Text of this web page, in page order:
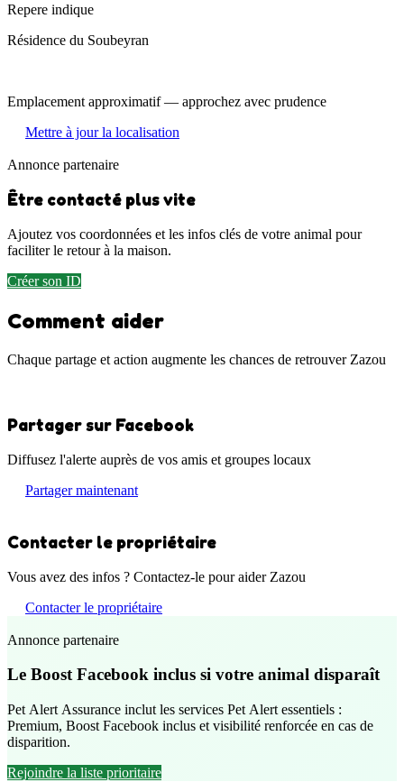
Repere indique
Résidence du Soubeyran
Emplacement approximatif — approchez avec prudence
Mettre à jour la localisation
Annonce partenaire
Être contacté plus vite
Ajoutez vos coordonnées et les infos clés de votre animal pour
faciliter le retour à la maison.
Créer son ID
Comment aider
Chaque partage et action augmente les chances de retrouver Zazou
Partager sur Facebook
Diffusez l'alerte auprès de vos amis et groupes locaux
Partager maintenant
Contacter le propriétaire
Vous avez des infos ? Contactez-le pour aider Zazou
Contacter le propriétaire
Annonce partenaire
Le Boost Facebook inclus si votre animal disparaît
Pet Alert Assurance inclut les services Pet Alert essentiels :
Premium, Boost Facebook inclus et visibilité renforcée en cas de
disparition.
Rejoindre la liste prioritaire